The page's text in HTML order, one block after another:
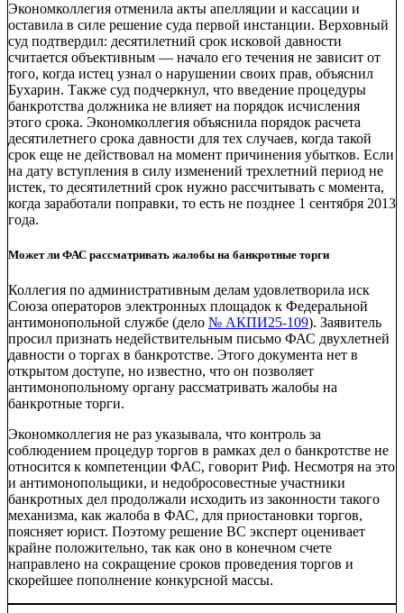
Экономколлегия отменила акты апелляции и кассации и
оставила в силе решение суда первой инстанции. Верховный
суд подтвердил: десятилетний срок исковой давности
считается объективным — начало его течения не зависит от
того, когда истец узнал о нарушении своих прав, объяснил
Бухарин. Также суд подчеркнул, что введение процедуры
банкротства должника не влияет на порядок исчисления
этого срока. Экономколлегия объяснила порядок расчета
десятилетнего срока давности для тех случаев, когда такой
срок еще не действовал на момент причинения убытков. Если
на дату вступления в силу изменений трехлетний период не
истек, то десятилетний срок нужно рассчитывать с момента,
когда заработали поправки, то есть не позднее 1 сентября 2013
года.
Может ли ФАС рассматривать жалобы на банкротные торги
Коллегия по административным делам удовлетворила иск
Союза операторов электронных площадок к Федеральной
антимонопольной службе (дело № АКПИ25-109). Заявитель
просил признать недействительным письмо ФАС двухлетней
давности о торгах в банкротстве. Этого документа нет в
открытом доступе, но известно, что он позволяет
антимонопольному органу рассматривать жалобы на
банкротные торги.
Экономколлегия не раз указывала, что контроль за
соблюдением процедур торгов в рамках дел о банкротстве не
относится к компетенции ФАС, говорит Риф. Несмотря на это
и антимонопольщики, и недобросовестные участники
банкротных дел продолжали исходить из законности такого
механизма, как жалоба в ФАС, для приостановки торгов,
поясняет юрист. Поэтому решение ВС эксперт оценивает
крайне положительно, так как оно в конечном счете
направлено на сокращение сроков проведения торгов и
скорейшее пополнение конкурсной массы.